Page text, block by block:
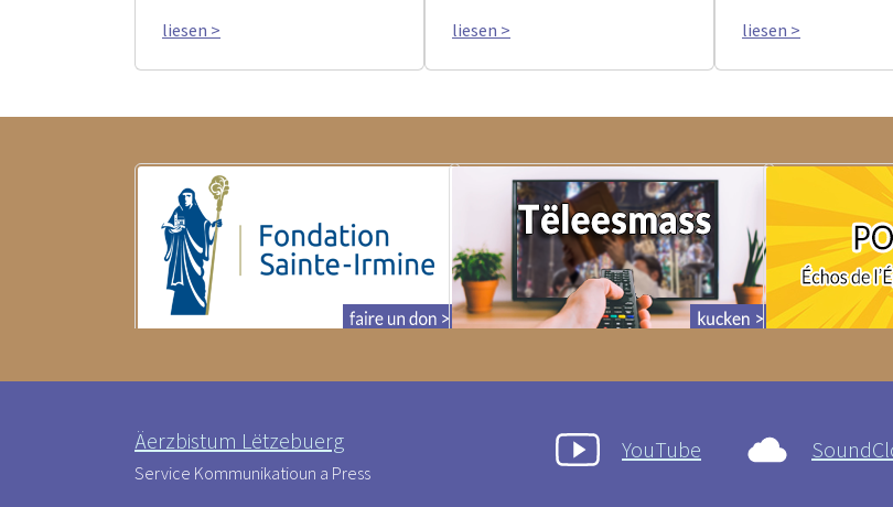
liesen > liesen > liesen >
Äerzbistum Lëtzebuerg
Service Kommunikatioun a Press
YouTube